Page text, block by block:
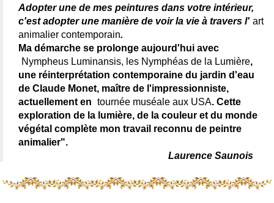
Adopter une de mes peintures dans votre intérieur,
c'est adopter une manière de voir la vie à travers l' art
animalier contemporain.
Ma démarche se prolonge aujourd'hui avec
Nympheus Luminansis, les Nymphéas de la Lumière,
une réinterprétation contemporaine du jardin d'eau
de Claude Monet, maître de l'impressionniste,
actuellement en tournée muséale aux USA. Cette
exploration de la lumière, de la couleur et du monde
végétal complète mon travail reconnu de peintre
animalier".
Laurence Saunois